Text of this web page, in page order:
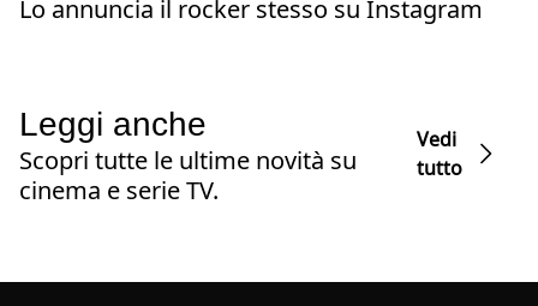
Lo annuncia il rocker stesso su Instagram
Leggi anche
Scopri tutte le ultime novità su
cinema e serie TV.
Vedi
tutto